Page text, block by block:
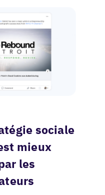
sociale
mieux
les